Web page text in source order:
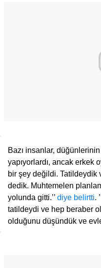
Bazı insanlar,
yapıyorlardı, ancak erkek
bir şey değildi. Tatildeydik
dedik. Muhtemelen
yolunda gitti.’’ diye belirtti.
tatildeydi ve hep beraber
olduğunu düşündük ve